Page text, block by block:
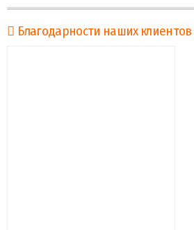
Благодарности наших клиентов